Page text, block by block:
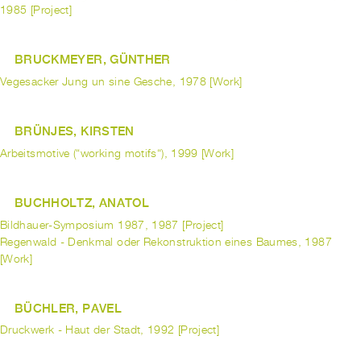
1985 [Project]
BRUCKMEYER, GÜNTHER
Vegesacker Jung un sine Gesche, 1978 [Work]
BRÜNJES, KIRSTEN
Arbeitsmotive (“working motifs“), 1999 [Work]
BUCHHOLTZ, ANATOL
Bildhauer-Symposium 1987, 1987 [Project]
Regenwald - Denkmal oder Rekonstruktion eines Baumes, 1987
[Work]
BÜCHLER, PAVEL
Druckwerk - Haut der Stadt, 1992 [Project]